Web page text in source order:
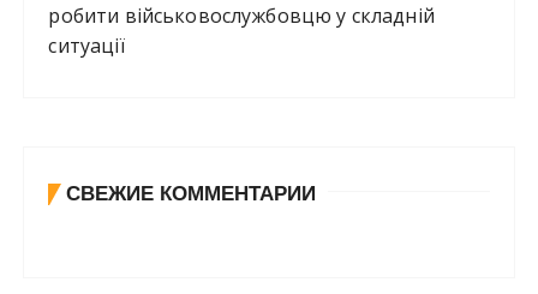
робити військовослужбовцю у складній
ситуації
СВЕЖИЕ КОММЕНТАРИИ